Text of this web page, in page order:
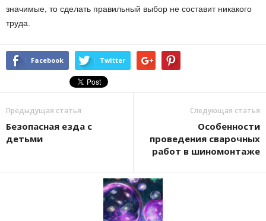
значимые, то сделать правильный выбор не составит никакого
труда.
Facebook Twitter
Предыдущая статья
Безопасная езда с
детьми
Следующая статья
Особенности
проведения сварочных
работ в шиномонтаже